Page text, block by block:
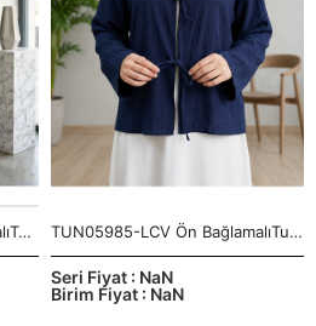
TUN05985-ZMR Ön BağlamalıTunik-Zümrüt Yeşili TUN05985-LCV Ön BağlamalıTunik-Lacivert
Birim Fiyat : NaN
Seri Fiyat : NaN